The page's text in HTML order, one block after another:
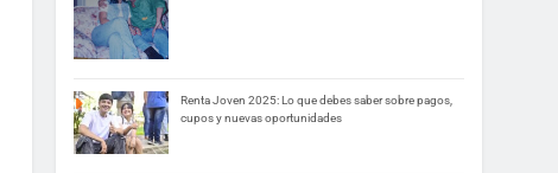
Renta Joven 2025: Lo que debes saber sobre pagos,
cupos y nuevas oportunidades